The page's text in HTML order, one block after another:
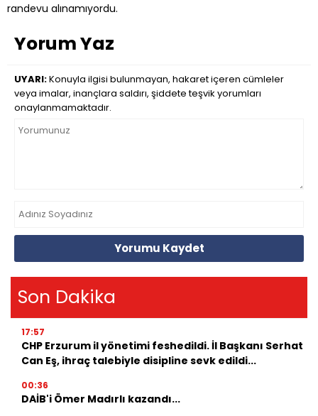
randevu alınamıyordu.
Yorum Yaz
UYARI:Konuyla ilgisi bulunmayan, hakaret içeren cümleler
veya imalar, inançlara saldırı, şiddete teşvik yorumları
onaylanmamaktadır.
Yorumu Kaydet
Son Dakika
17:57
CHP Erzurum il yönetimi feshedildi. İl Başkanı Serhat
Can Eş, ihraç talebiyle disipline sevk edildi...
00:36
DAİB'i Ömer Madırlı kazandı...